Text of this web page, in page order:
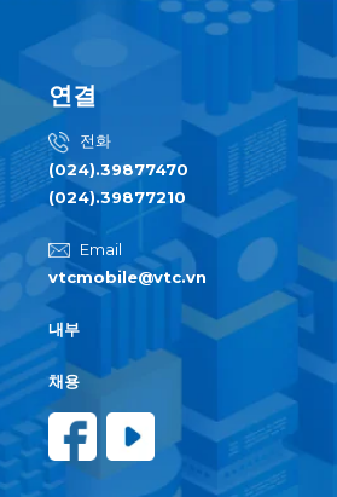
연결
전화
(024).39877470
(024).39877210
Email
vtcmobile@vtc.vn
내부
채용